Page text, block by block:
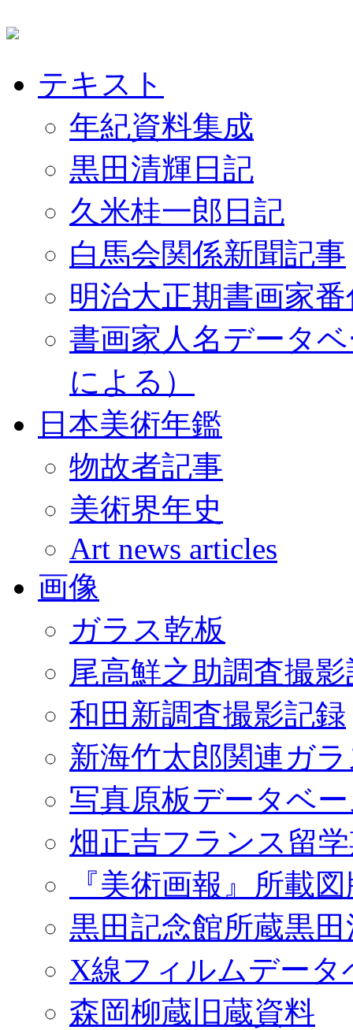
テキスト
年紀資料集成
黒田清輝日記
久米桂一郎日記
白馬会関係新聞記事
明治大正期書画家
書画家人名データ
による）
日本美術年鑑
物故者記事
美術界年史
Art news articles
画像
ガラス乾板
尾高鮮之助調査撮
和田新調査撮影記録
新海竹太郎関連ガ
写真原板データベ
畑正吉フランス留
『美術画報』所載
黒田記念館所蔵黒
X線フィルムデータ
森岡柳蔵旧蔵資料